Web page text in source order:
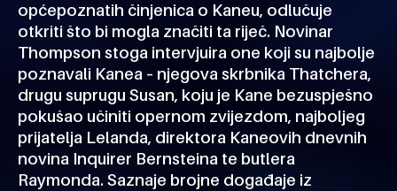
općepoznatih činjenica o Kaneu, odlučuje
otkriti što bi mogla značiti ta riječ. Novinar
Thompson stoga intervjuira one koji su najbolje
poznavali Kanea – njegova skrbnika Thatchera,
drugu suprugu Susan, koju je Kane bezuspješno
pokušao učiniti opernom zvijezdom, najboljeg
prijatelja Lelanda, direktora Kaneovih dnevnih
novina Inquirer Bernsteina te butlera
Raymonda. Saznaje brojne događaje iz